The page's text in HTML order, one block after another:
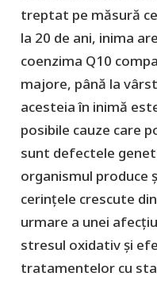
treptat pe măsură
la 20 de ani, inima
coenzima Q10
majore, până la
acesteia în inimă
posibile cauze care
sunt defectele
organismul produce
cerințele crescute
urmare a unei
stresul oxidativ și
tratamentelor cu